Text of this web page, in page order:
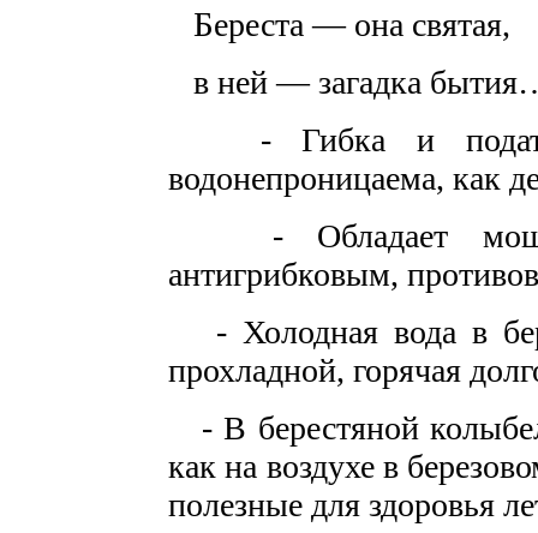
Береста — она святая,
в ней — загадка
- Гибка и
водонепроницаема, как
- Обладает
антигрибковым,
- Холодная вода в
прохладной, горячая
- В берестяной
как на воздухе в
полезные для здоровья